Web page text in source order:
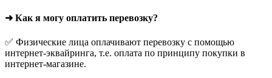
➜ Как я могу оплатить перевозку?
✅ Физические лица оплачивают перевозку с помощью
интернет-эквайринга, т.е. оплата по принципу покупки в
интернет-магазине.